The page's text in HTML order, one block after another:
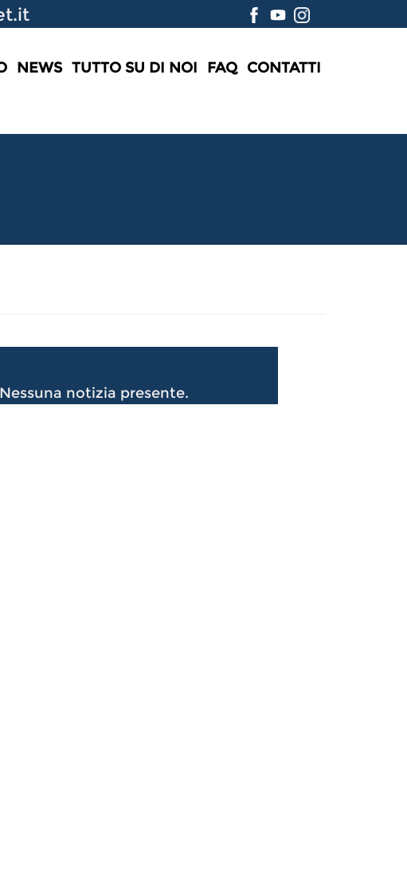
NEWS TUTTO SU DI NOI FAQ CONTATTI
Nessuna notizia presente.